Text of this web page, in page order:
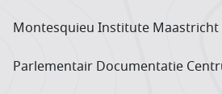
Montesquieu Institute
Parlementair Documentatie